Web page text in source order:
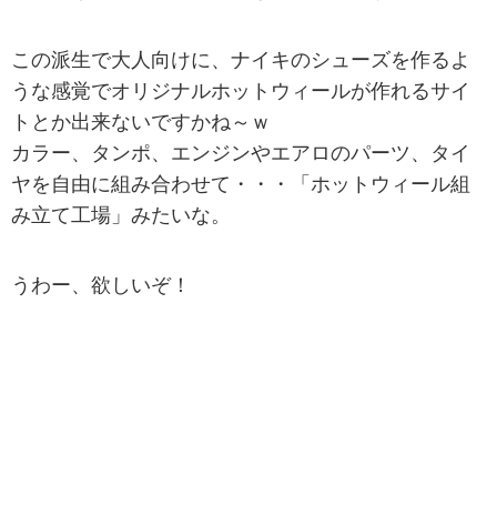
この派生で大人向けに、ナイキのシューズを作るよ
うな感覚でオリジナルホットウィールが作れるサイ
トとか出来ないですかね～ｗ
カラー、タンポ、エンジンやエアロのパーツ、タイ
ヤを自由に組み合わせて・・・「ホットウィール組
み立て工場」みたいな。
うわー、欲しいぞ！